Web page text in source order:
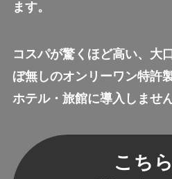
ます。
コスパが驚くほど高い、大
ぼ無しのオンリーワン特許
ホテル・旅館に導入しませ
こち